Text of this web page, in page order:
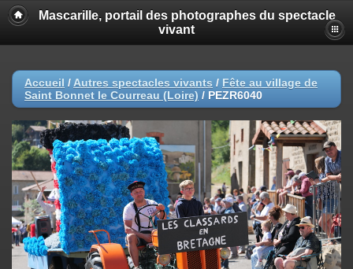
Mascarille, portail des photographes du spectacle
vivant
Accueil / Autres spectacles vivants / Fête au village de
Saint Bonnet le Courreau (Loire) / PEZR6040